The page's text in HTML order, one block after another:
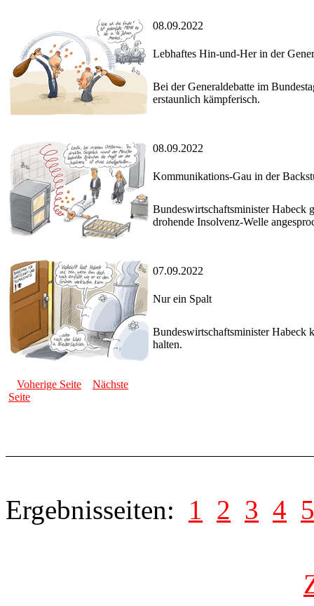
08.09.2022
Lebhaftes Hin-und-Her in der
Bei der Generaldebatte im
erstaunlich kämpferisch.
08.09.2022
Kommunikations-Gau in der
Bundeswirtschaftsminister Habeck
drohende Insolvenz-Welle
07.09.2022
Nur ein Spalt
Bundeswirtschaftsminister Habeck
halten.
Voherige Seite
Nächste
Seite
Ergebnisseiten: 1 2 3 4 5